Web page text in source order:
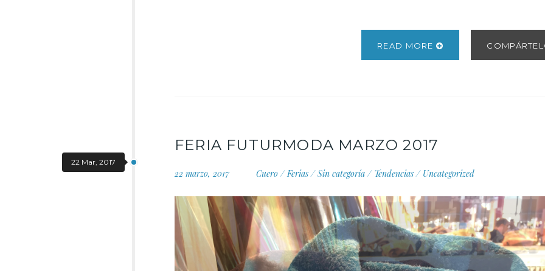
READ MORE
22 Mar, 2017
FERIA FUTURMODA MARZO 2017
22 marzo, 2017 Cuero / Ferias /Sin categoría / Tendencias / Uncategorized